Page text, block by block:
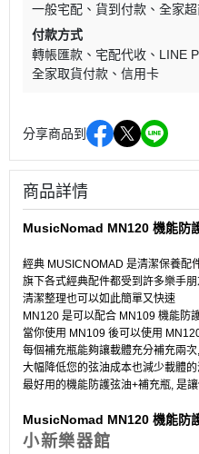
一般宅配
貨到付款 全家
付款方式
轉帳匯款
宅配代收 LINE
全家取貨付款
信用卡
分享商品到
商品詳情
MusicNomad MN120 機能防
經典 MUSICNOMAD 是清潔保養配
旗下各式經典配件都受到許多樂手
清潔整理也可以如此簡單又快速
MN120 是可以配合 MN109 機能防
當你使用 MN109 後可以使用
每個補充瓶能夠讓載體充分補充兩次,
大幅降低您的弦油成本也減少載體
最好用的機能防護弦油+補充瓶, 是
MusicNomad MN120 機能防
小新樂器館